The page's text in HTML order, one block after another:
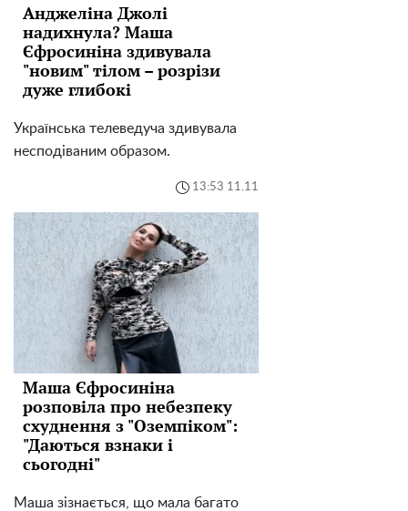
Анджеліна Джолі
надихнула? Маша
Єфросиніна здивувала
"новим" тілом – розрізи
дуже глибокі
Українська телеведуча здивувала
несподіваним образом.
13:53 11.11
Маша Єфросиніна
розповіла про небезпеку
схуднення з "Оземпіком":
"Даються взнаки і
сьогодні"
Маша зізнається, що мала багато